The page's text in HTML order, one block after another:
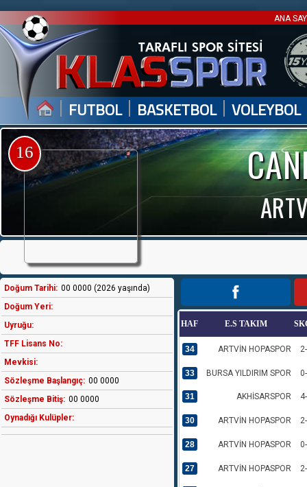
ANA
| FUTBOL | BASKETBOL | VOLEYBOL
16
Doğum Tarihi: 00 0000 (2026 yaşında)
Doğum Yeri:
Uyruğu:
TFF Lisans No:
Mevkisi:
Sözleşme Başlangıç: 00 0000
Sözleşme Bitiş: 00 0000
Oynadığı Kulüpler:
HAF E.S TAKIM
34 ARTVİN HOPASPOR
33 BURSA YILDIRIM SPOR
31 AKHİSARSPOR
30 ARTVİN HOPASPOR
28 ARTVİN HOPASPOR
27 ARTVİN HOPASPOR